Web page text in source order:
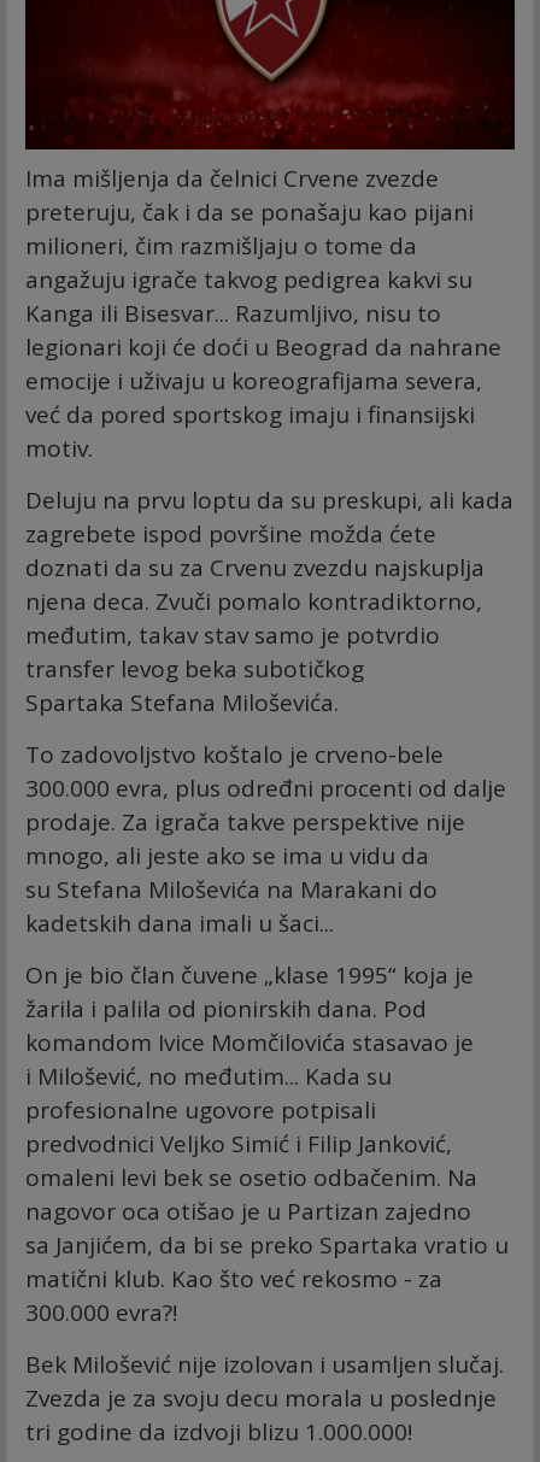
Ima mišljenja da čelnici Crvene zvezde
preteruju, čak i da se ponašaju kao pijani
milioneri, čim razmišljaju o tome da
angažuju igrače takvog pedigrea kakvi su
Kanga ili Bisesvar... Razumljivo, nisu to
legionari koji će doći u Beograd da nahrane
emocije i uživaju u koreografijama severa,
već da pored sportskog imaju i finansijski
motiv.
Deluju na prvu loptu da su preskupi, ali kada
zagrebete ispod površine možda ćete
doznati da su za Crvenu zvezdu najskuplja
njena deca. Zvuči pomalo kontradiktorno,
međutim, takav stav samo je potvrdio
transfer levog beka subotičkog
Spartaka Stefana Miloševića.
To zadovoljstvo koštalo je crveno-bele
300.000 evra, plus određni procenti od dalje
prodaje. Za igrača takve perspektive nije
mnogo, ali jeste ako se ima u vidu da
su Stefana Miloševića na Marakani do
kadetskih dana imali u šaci...
On je bio član čuvene „klase 1995“ koja je
žarila i palila od pionirskih dana. Pod
komandom Ivice Momčilovića stasavao je
i Milošević, no međutim... Kada su
profesionalne ugovore potpisali
predvodnici Veljko Simić i Filip Janković,
omaleni levi bek se osetio odbačenim. Na
nagovor oca otišao je u Partizan zajedno
sa Janjićem, da bi se preko Spartaka vratio u
matični klub. Kao što već rekosmo - za
300.000 evra?!
Bek Milošević nije izolovan i usamljen slučaj.
Zvezda je za svoju decu morala u poslednje
tri godine da izdvoji blizu 1.000.000!